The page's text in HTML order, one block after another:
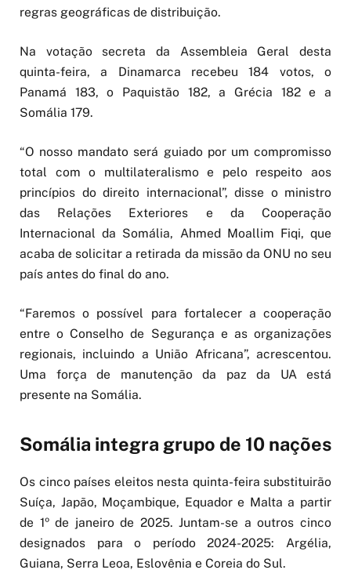
regras geográficas de distribuição.
Na votação secreta da Assembleia Geral desta
quinta-feira, a Dinamarca recebeu 184 votos, o
Panamá 183, o Paquistão 182, a Grécia 182 e a
Somália 179.
“O nosso mandato será guiado por um compromisso
total com o multilateralismo e pelo respeito aos
princípios do direito internacional”, disse o ministro
das Relações Exteriores e da Cooperação
Internacional da Somália, Ahmed Moallim Fiqi, que
acaba de solicitar a retirada da missão da ONU no seu
país antes do final do ano.
“Faremos o possível para fortalecer a cooperação
entre o Conselho de Segurança e as organizações
regionais, incluindo a União Africana”, acrescentou.
Uma força de manutenção da paz da UA está
presente na Somália.
Somália integra grupo de 10 nações
Os cinco países eleitos nesta quinta-feira substituirão
Suíça, Japão, Moçambique, Equador e Malta a partir
de 1º de janeiro de 2025. Juntam-se a outros cinco
designados para o período 2024-2025: Argélia,
Guiana, Serra Leoa, Eslovênia e Coreia do Sul.